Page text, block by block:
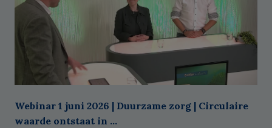
Webinar 1 juni 2026 | Duurzame zorg | Circulaire
waarde ontstaat in ...